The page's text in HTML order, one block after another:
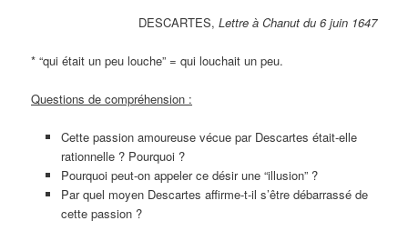
DESCARTES, Lettre à Chanut du 6 juin 1647
* “qui était un peu louche” = qui louchait un peu.
Questions de compréhension :
Cette passion amoureuse vécue par Descartes était-elle
rationnelle ? Pourquoi ?
Pourquoi peut-on appeler ce désir une “illusion” ?
Par quel moyen Descartes affirme-t-il s’être débarrassé de
cette passion ?